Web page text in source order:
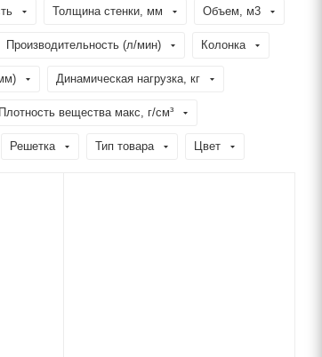
Толщина стенки, мм Объем, м3
Производительность (л/мин) Колонка
Динамическая нагрузка, кг
Плотность вещества макс, г/см³
Решетка Тип товара Цвет